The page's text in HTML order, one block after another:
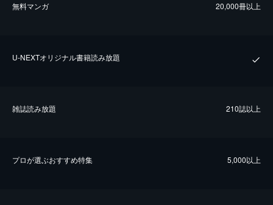
無料マンガ 20,000冊以上
U-NEXTオリジナル書籍読み放題
雑誌読み放題 210誌以上
プロが選ぶおすすめ特集 5,000以上